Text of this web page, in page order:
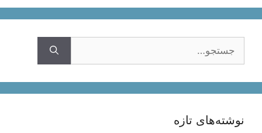
نوشته‌های تازه